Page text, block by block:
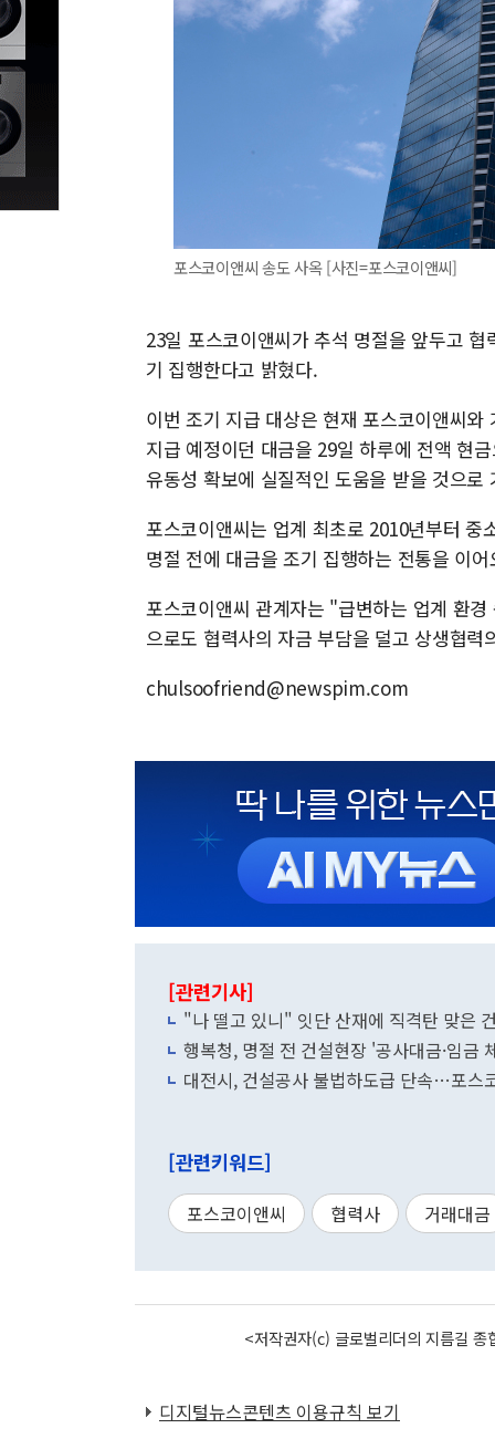
포스코이앤씨 송도 사옥 [사진=포스코이앤씨]
23일 포스코이앤씨가 추석 명절을 앞두고
기 집행한다고 밝혔다.
이번 조기 지급 대상은 현재 포스코이앤씨
지급 예정이던 대금을 29일 하루에 전액 현
유동성 확보에 실질적인 도움을 받을 것으로
포스코이앤씨는 업계 최초로 2010년부터 중
명절 전에 대금을 조기 집행하는 전통을 이
포스코이앤씨 관계자는 "급변하는 업계 환
으로도 협력사의 자금 부담을 덜고 상생협
chulsoofriend@newspim.com
[관련기사]
"나 떨고 있니" 잇단 산재에 직격탄 맞은
행복청, 명절 전 건설현장 '공사대금·임금
대전시, 건설공사 불법하도급 단속…포스
[관련키워드]
포스코이앤씨 협력사 거래대금
<저작권자(c) 글로벌리더의 지름길
디지털뉴스콘텐츠 이용규칙 보기